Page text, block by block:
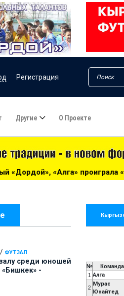
Регистрация
Другие О Проекте
«Барсу» - 13:39 ***
/ ФУТЗАЛ
среди юношей
-
№ Команда
1 Алга
2
Мурас
Юнайтед